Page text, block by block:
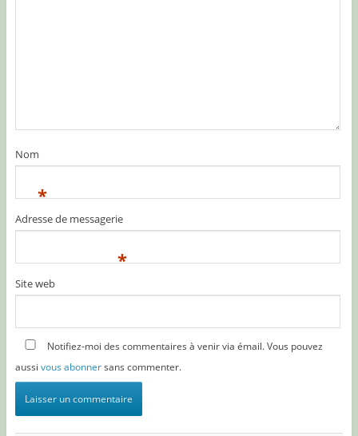
Nom
*
Adresse de messagerie
*
Site web
Notifiez-moi des commentaires à venir via émail. Vous pouvez
aussi vous abonnersans commenter.